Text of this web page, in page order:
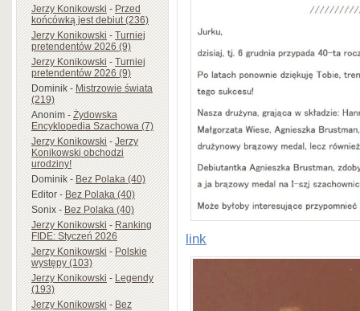
Jerzy Konikowski-Przed
końcówką jest debiut (236)
Jerzy Konikowski-Turniej
pretendentów 2026 (9)
Jerzy Konikowski-Turniej
pretendentów 2026 (9)
Dominik-Mistrzowie świata
(219)
Anonim-Żydowska
Encyklopedia Szachowa (7)
Jerzy Konikowski-Jerzy
Konikowski obchodzi
urodziny!
Dominik-Bez Polaka (40)
Editor-Bez Polaka (40)
Sonix-Bez Polaka (40)
Jerzy Konikowski-Ranking
FIDE: Styczeń 2026
Jerzy Konikowski-Polskie
występy (103)
Jerzy Konikowski-Legendy
(193)
Jerzy Konikowski-Bez
link